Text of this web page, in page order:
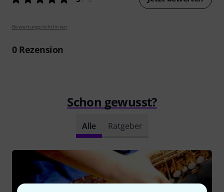
Bewertungsrichtlinien
0Rezension
Schon gewusst?
Alle Ratgeber